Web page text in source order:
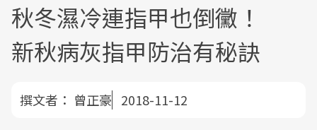
秋冬濕冷連指甲也倒黴！
新秋病灰指甲防治有秘訣
撰文者： 曾正豪 2018-11-12